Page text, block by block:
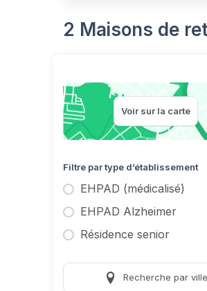
2 Maisons de
Voir sur la carte
Filtre par type d’établissement
EHPAD (médicalisé)
EHPAD Alzheimer
Résidence senior
Recherche par ville